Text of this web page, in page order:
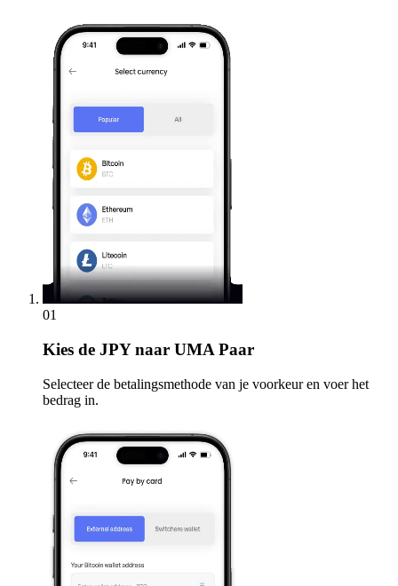
01
Kies de JPY naar UMA Paar
Selecteer de betalingsmethode van je voorkeur en voer het
bedrag in.